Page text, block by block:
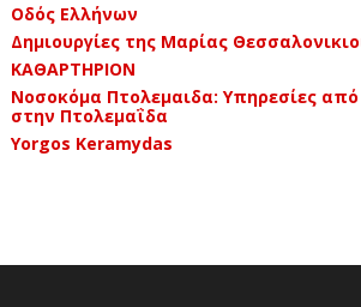
Οδός Ελλήνων
Δημιουργίες της Μαρίας
ΚΑΘΑΡΤΗΡΙΟΝ
Νοσοκόμα Πτολεμαιδα: Υπηρεσίες
στην Πτολεμαΐδα
Yorgos Keramydas